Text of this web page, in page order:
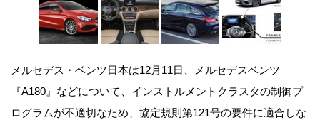
メルセデス・ベンツ日本は12月11日、メルセデスベンツ
『A180』などについて、インストルメントクラスタの制御プ
ログラムが不適切なため、協定規則第121号の要件に適合しな